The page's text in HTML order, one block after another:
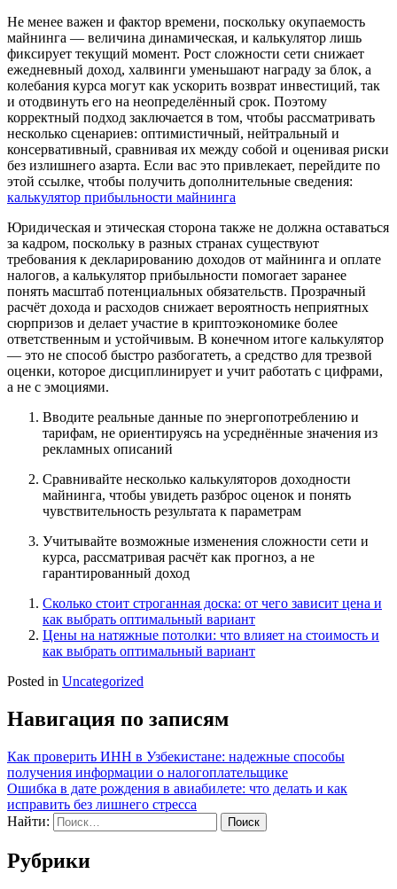
Не менее важен и фактор времени, поскольку окупаемость
майнинга — величина динамическая, и калькулятор лишь
фиксирует текущий момент. Рост сложности сети снижает
ежедневный доход, халвинги уменьшают награду за блок, а
колебания курса могут как ускорить возврат инвестиций, так
и отодвинуть его на неопределённый срок. Поэтому
корректный подход заключается в том, чтобы рассматривать
несколько сценариев: оптимистичный, нейтральный и
консервативный, сравнивая их между собой и оценивая риски
без излишнего азарта. Если вас это привлекает, перейдите по
этой ссылке, чтобы получить дополнительные сведения:
калькулятор прибыльности майнинга
Юридическая и этическая сторона также не должна оставаться
за кадром, поскольку в разных странах существуют
требования к декларированию доходов от майнинга и оплате
налогов, а калькулятор прибыльности помогает заранее
понять масштаб потенциальных обязательств. Прозрачный
расчёт дохода и расходов снижает вероятность неприятных
сюрпризов и делает участие в криптоэкономике более
ответственным и устойчивым. В конечном итоге калькулятор
— это не способ быстро разбогатеть, а средство для трезвой
оценки, которое дисциплинирует и учит работать с цифрами,
а не с эмоциями.
Вводите реальные данные по энергопотреблению и
тарифам, не ориентируясь на усреднённые значения из
рекламных описаний
Сравнивайте несколько калькуляторов доходности
майнинга, чтобы увидеть разброс оценок и понять
чувствительность результата к параметрам
Учитывайте возможные изменения сложности сети и
курса, рассматривая расчёт как прогноз, а не
гарантированный доход
Сколько стоит строганная доска: от чего зависит цена и
как выбрать оптимальный вариант
Цены на натяжные потолки: что влияет на стоимость и
как выбрать оптимальный вариант
Posted in Uncategorized
Навигация по записям
Как проверить ИНН в Узбекистане: надежные способы
получения информации о налогоплательщике
Ошибка в дате рождения в авиабилете: что делать и как
исправить без лишнего стресса
Найти:
Рубрики